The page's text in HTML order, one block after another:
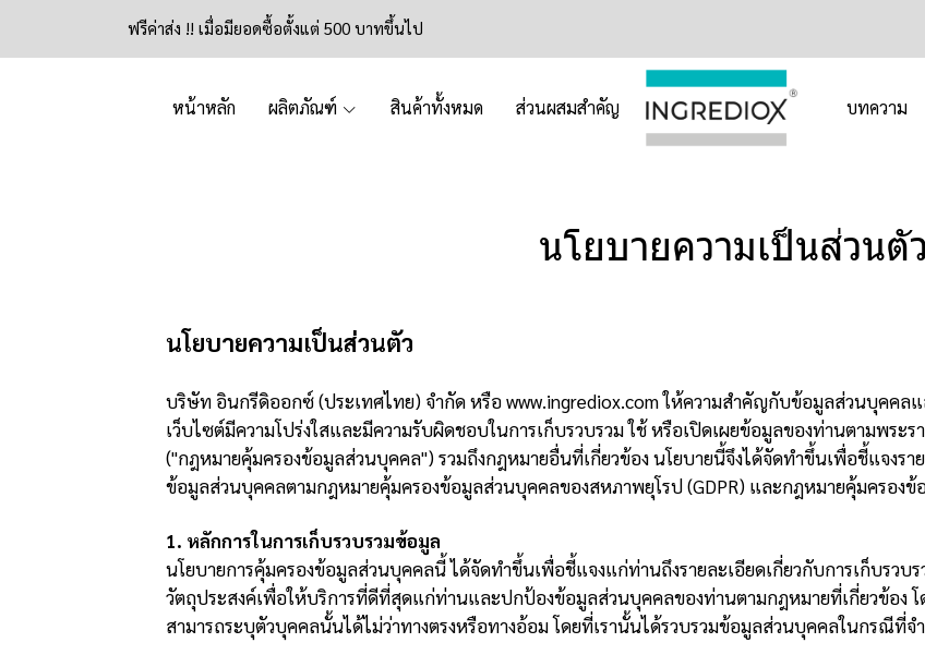
ฟรีค่าส่ง !! เมื่อมียอดซื้อตั้งแต่ 500 บาทขึ้นไป
หน้าหลัก ผลิตภัณฑ์ สินค้าทั้งหมด ส่วนผสมสำคัญ บทความ
นโยบายความเป็นส่วนตัว
นโยบายความเป็นส่วนตัว
บริษัท อินกรีดิออกซ์ (ประเทศไทย) จำกัด หรือ www.ingrediox.com ให้ความสำคัญกับข้อมูลส่วนบุคคล
เว็บไซต์มีความโปร่งใสและมีความรับผิดชอบในการเก็บรวบรวม ใช้ หรือเปิดเผยข้อมูลของท่านตามพร
("กฎหมายคุ้มครองข้อมูลส่วนบุคคล") รวมถึงกฎหมายอื่นที่เกี่ยวข้อง นโยบายนี้จึงได้จัดทำขึ้นเพื่อชี้แจงรา
ข้อมูลส่วนบุคคลตามกฎหมายคุ้มครองข้อมูลส่วนบุคคลของสหภาพยุโรป (GDPR) และกฎหมายคุ้มครองข้
1. หลักการในการเก็บรวบรวมข้อมูล
นโยบายการคุ้มครองข้อมูลส่วนบุคคลนี้ ได้จัดทำขึ้นเพื่อชี้แจงแก่ท่านถึงรายละเอียดเกี่ยวกับการเก็บรวบ
วัตถุประสงค์เพื่อให้บริการที่ดีที่สุดแก่ท่านและปกป้องข้อมูลส่วนบุคคลของท่านตามกฎหมายที่เกี่ยวข้อง
สามารถระบุตัวบุคคลนั้นได้ไม่ว่าทางตรงหรือทางอ้อม โดยที่เรานั้นได้รวบรวมข้อมูลส่วนบุคคลในกรณีที่